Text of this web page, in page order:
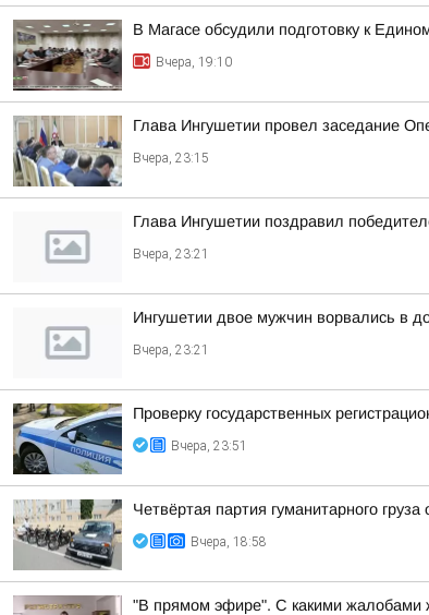
В Магасе обсудили подготовку к
Вчера, 19:10
Глава Ингушетии провел заседание
Вчера, 23:15
Глава Ингушетии поздравил
Вчера, 23:21
Ингушетии двое мужчин ворвались в
Вчера, 23:21
Проверку государственных
Вчера, 23:51
Четвёртая партия гуманитарного
Вчера, 18:58
"В прямом эфире". С какими жалобами